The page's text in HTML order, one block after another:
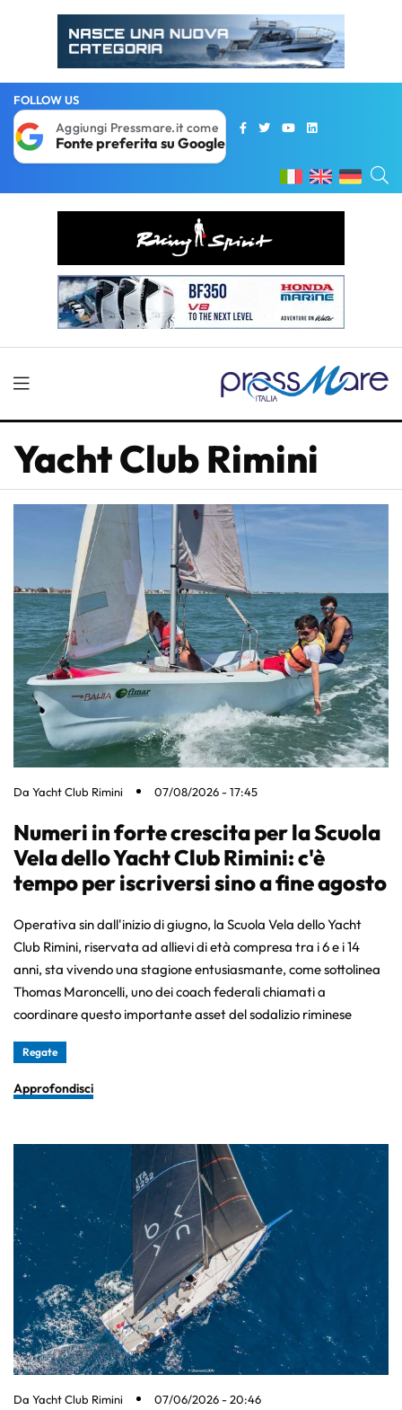
FOLLOW US
Aggiungi Pressmare.it come
Fonte preferita su Google
Yacht Club Rimini
Da Yacht Club Rimini 07/08/2026 - 17:45
Numeri in forte crescita per la Scuola
Vela dello Yacht Club Rimini: c'è
tempo per iscriversi sino a fine agosto
Operativa sin dall'inizio di giugno, la Scuola Vela dello Yacht
Club Rimini, riservata ad allievi di età compresa tra i 6 e i 14
anni, sta vivendo una stagione entusiasmante, come sottolinea
Thomas Maroncelli, uno dei coach federali chiamati a
coordinare questo importante asset del sodalizio riminese
Regate
Approfondisci
Da Yacht Club Rimini 07/06/2026 - 20:46